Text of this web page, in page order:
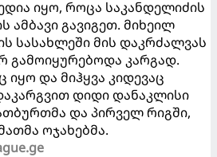
იყო, როცა საკანდელიძის
ამბავი გავიგეთ. მიხეილ
სასახლეში მის დაკრძალვას
გამოიყურებოდა კარგად.
იყო და მიჰყვა კიდევაც
დიდი დანაკლისი
და პირველ რიგში,
ოჯახებმა.